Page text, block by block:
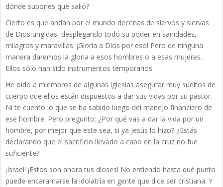
dónde supones que salió?
Cierto es que andan por el mundo decenas de siervos y siervas
de Dios ungidas, desplegando todo su poder en sanidades,
milagros y maravillas. ¡Gloria a Dios por eso! Pero de ninguna
manera daremos la gloria a esos hombres o a esas mujeres.
Ellos sólo han sido instrumentos temporarios.
He oído a miembros de algunas iglesias asegurar muy sueltos de
cuerpo que ellos están dispuestos a dar sus vidas por su pastor.
Ni te cuento lo que se ha sabido luego del manejo financiero de
ese hombre. Pero pregunto: ¿Por qué vas a dar la vida por un
hombre, por mejor que este sea, si ya Jesús lo hizo? ¿Estás
declarando que el sacrificio llevado a cabo en la cruz no fue
suficiente?
¡Israel! ¡Estos son ahora tus dioses! No entiendo hasta qué punto
puede encaramarse la idolatría en gente que dice ser cristiana. Y